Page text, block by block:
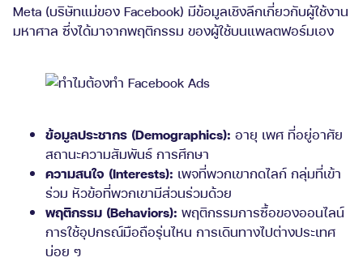
Meta (บริษัทแม่ของ Facebook) มีข้อมูลเชิงลึกเกี่ยวกับผู้ใช้งาน
มหาศาล ซึ่งได้มาจากพฤติกรรม ของผู้ใช้บนแพลตฟอร์มเอง
ข้อมูลประชากร (Demographics): อายุ เพศ ที่อยู่อาศัย
สถานะความสัมพันธ์ การศึกษา
ความสนใจ (Interests): เพจที่พวกเขากดไลก์ กลุ่มที่เข้า
ร่วม หัวข้อที่พวกเขามีส่วนร่วมด้วย
พฤติกรรม (Behaviors): พฤติกรรมการซื้อของออนไลน์
การใช้อุปกรณ์มือถือรุ่นไหน การเดินทางไปต่างประเทศ
บ่อย ๆ